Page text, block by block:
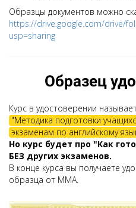
Образцы документов можно
https://drive.google.com/drive/
usp=sharing
Образец
Курс в удостоверении
"Методика подготовки
экзаменам по английскому
Но курс будет про "Как
БЕЗ других экзаменов.
В конце курса вы получаете
образца от ММА.